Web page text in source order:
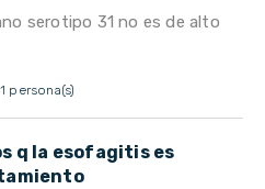
serotipo 31 no es de alto
persona(s)
q la esofagitis es